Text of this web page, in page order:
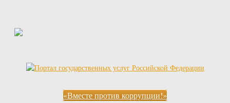
«Вместе против коррупции!»